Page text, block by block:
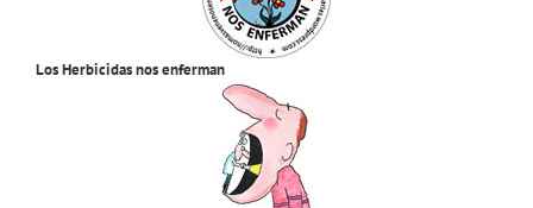
Los Herbicidas nos enferman